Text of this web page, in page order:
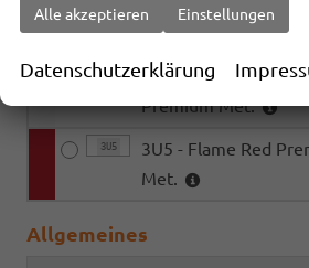
6X7 - Forest Green
089
089 - Platinum Pearl
Premium Met.
3U5
3U5 - Flame Red
Met.
Allgemeines
Alle akzeptieren Einstellungen
Datenschutzerklärung